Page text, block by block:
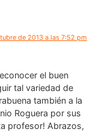
de 2013 a las 7:52 pm
el buen
tal variedad de
también a la
Roguera por sus
profesor! Abrazos,